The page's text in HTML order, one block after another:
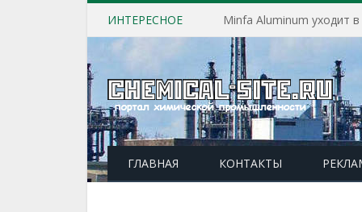
ИНТЕРЕСНОЕ Minfa Aluminum уходит
ГЛАВНАЯ КОНТАКТЫ